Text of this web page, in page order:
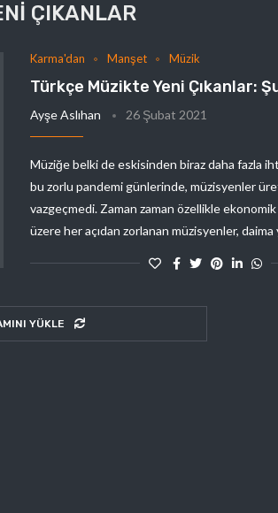
ÇIKANLAR
Karma'dan Manşet Müzik
Türkçe Müzikte Yeni Çıkanlar:
Ayşe Aslıhan 26 Şubat 2021
Müziğe belki de eskisinden biraz daha fazla
bu zorlu pandemi günlerinde, müzisyenler
vazgeçmedi. Zaman zaman özellikle ekonomik
üzere her açıdan zorlanan müzisyenler,
YÜKLE